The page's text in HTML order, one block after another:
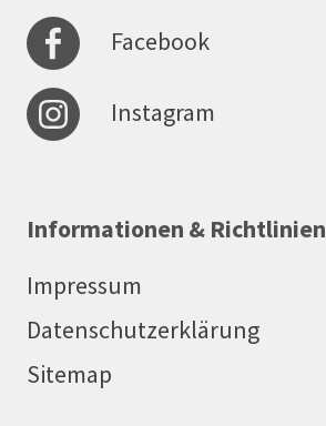
Facebook
Instagram
Informationen & Richtlinien
Impressum
Datenschutzerklärung
Sitemap